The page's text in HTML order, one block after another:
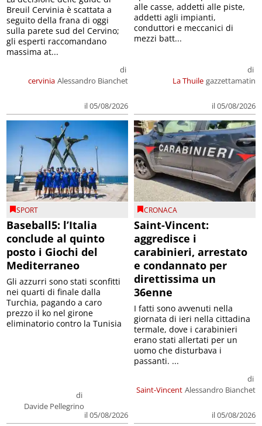
cervinia
di
Alessandro Bianchet
il 05/08/2026
Breuil Cervinia è scattata a
seguito della frana di oggi
sulla parete sud del Cervino;
gli esperti raccomandano
massima at...
La Thuile
di
gazzettamatin
il 05/08/2026
alle casse, addetti alle piste,
addetti agli impianti,
conduttori e meccanici di
mezzi batt...
SPORT
Baseball5: l’Italia
conclude al quinto
posto i Giochi del
Mediterraneo
di
Davide Pellegrino
il 05/08/2026
Gli azzurri sono stati sconfitti
nei quarti di finale dalla
Turchia, pagando a caro
prezzo il ko nel girone
eliminatorio contro la Tunisia
CRONACA
Saint-Vincent:
aggredisce i
carabinieri, arrestato
e condannato per
direttissima un
36enne
Saint-Vincent
di
Alessandro Bianchet
il 05/08/2026
I fatti sono avvenuti nella
giornata di ieri nella cittadina
termale, dove i carabinieri
erano stati allertati per un
uomo che disturbava i
passanti. ...